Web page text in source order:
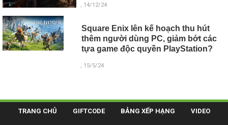
, 14/12/24
Square Enix lên kế hoạch thu hút
thêm người dùng PC, giảm bớt các
tựa game độc quyền PlayStation?
, 15/5/24
TRANG CHỦ GIFTCODE BẢNG XẾP HẠNG VIDEO